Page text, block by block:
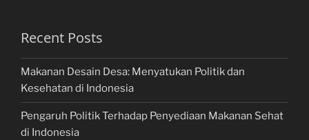
Recent Posts
Makanan Desain Desa: Menyatukan Politik dan
Kesehatan di Indonesia
Pengaruh Politik Terhadap Penyediaan Makanan Sehat
di Indonesia